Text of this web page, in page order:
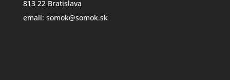
813 22 Bratislava
email: somok@somok.sk